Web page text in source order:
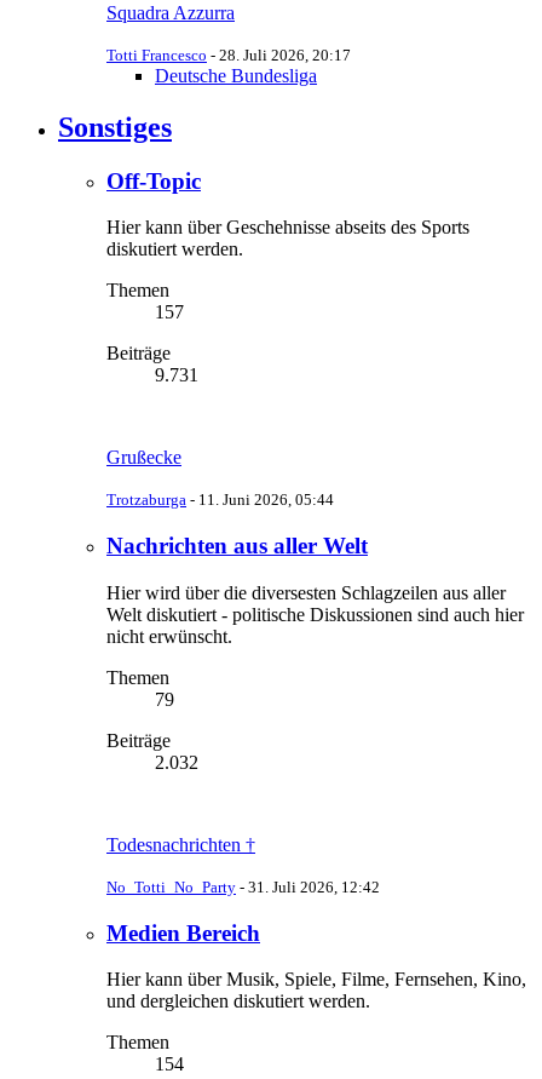
Squadra Azzurra
Totti Francesco - 28. Juli 2026, 20:17
Deutsche Bundesliga
Sonstiges
Off-Topic
Hier kann über Geschehnisse abseits des Sports
diskutiert werden.
Themen
157
Beiträge
9.731
Grußecke
Trotzaburga - 11. Juni 2026, 05:44
Nachrichten aus aller Welt
Hier wird über die diversesten Schlagzeilen aus aller
Welt diskutiert - politische Diskussionen sind auch hier
nicht erwünscht.
Themen
79
Beiträge
2.032
Todesnachrichten †
No_Totti_No_Party - 31. Juli 2026, 12:42
Medien Bereich
Hier kann über Musik, Spiele, Filme, Fernsehen, Kino,
und dergleichen diskutiert werden.
Themen
154